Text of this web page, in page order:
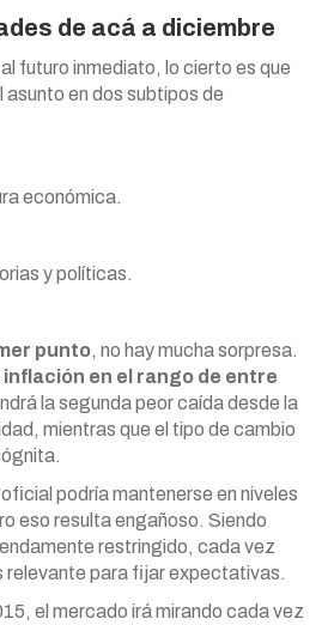
de acá a diciembre
futuro inmediato, lo cierto es que
asunto en dos subtipos de
económica.
y políticas.
punto, no hay mucha sorpresa.
inflación en el rango de entre
la segunda peor caída desde la
mientras que el tipo de cambio
podría mantenerse en niveles
eso resulta engañoso. Siendo
restringido, cada vez
relevante para fijar expectativas.
el mercado irá mirando cada vez